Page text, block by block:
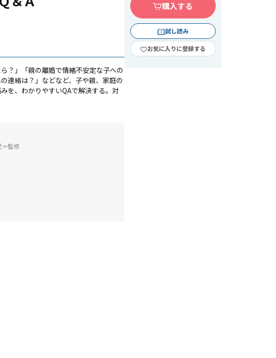
？」「親の離婚で情緒不安定な子への
連絡は？」などなど、子や親、家庭の
を、わかりやすいQAで解決する。対
＝監修
購入する
試し読み
お気に入りに登録する